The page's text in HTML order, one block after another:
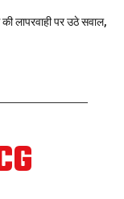
की लापरवाही पर उठे सवाल,